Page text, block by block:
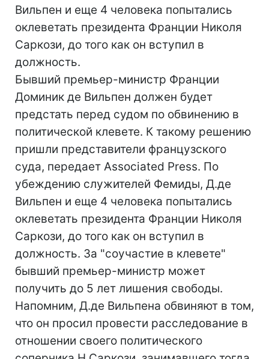
Вильпен и еще 4 человека попытались
оклеветать президента Франции Николя
Саркози, до того как он вступил в
должность.
Бывший премьер-министр Франции
Доминик де Вильпен должен будет
предстать перед судом по обвинению в
политической клевете. К такому решению
пришли представители французского
суда, передает Associated Press. По
убеждению служителей Фемиды, Д.де
Вильпен и еще 4 человека попытались
оклеветать президента Франции Николя
Саркози, до того как он вступил в
должность. За "соучастие в клевете"
бывший премьер-министр может
получить до 5 лет лишения свободы.
Напомним, Д.де Вильпена обвиняют в том,
что он просил провести расследование в
отношении своего политического